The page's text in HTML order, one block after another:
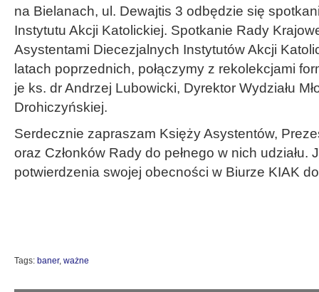
na Bielanach, ul. Dewajtis 3 odbędzie się
Instytutu Akcji Katolickiej. Spotkanie Rady
Asystentami Diecezjalnych Instytutów Akcji
latach poprzednich, połączymy z rekolekcjami
je ks. dr Andrzej Lubowicki, Dyrektor Wydziału
Drohiczyńskiej.
Serdecznie zapraszam Księży Asystentów,
oraz Członków Rady do pełnego w nich
potwierdzenia swojej obecności w Biurze KIAK
Tags: baner, ważne